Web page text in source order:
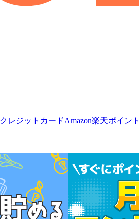
クレジットカードAmazon楽天ポイント